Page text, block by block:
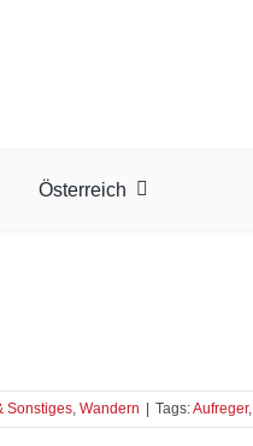
Österreich
Sonstiges, Wandern Tags:Aufreger,